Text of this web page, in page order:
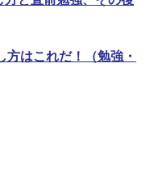
はこれだ！（勉強・